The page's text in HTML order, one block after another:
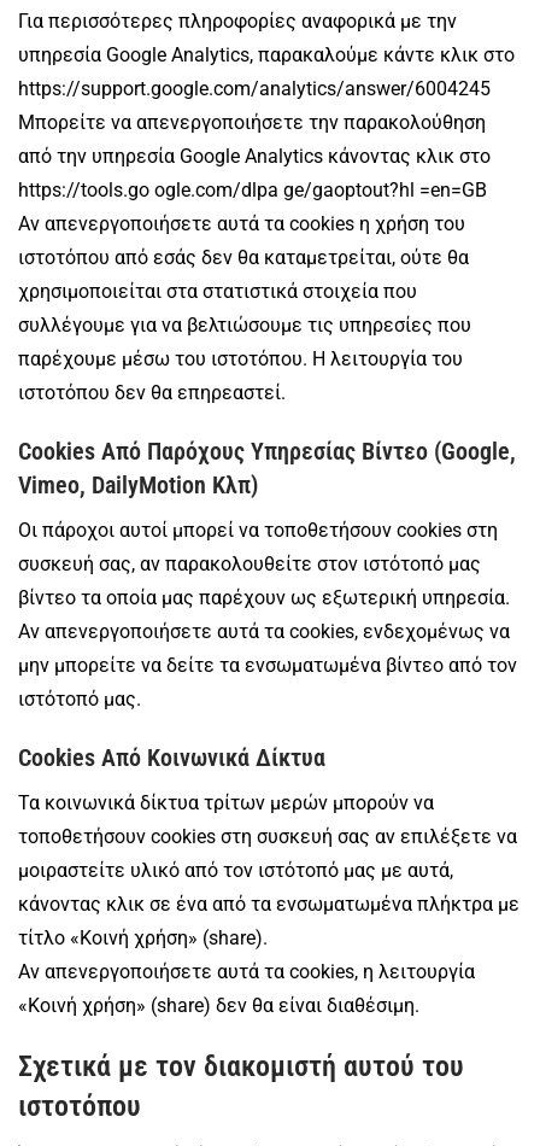
Για περισσότερες πληροφορίες αναφορικά με την
υπηρεσία Google Analytics, παρακαλούμε κάντε κλικ στο
https://support.google.com/analytics/answer/6004245
Μπορείτε να απενεργοποιήσετε την παρακολούθηση
από την υπηρεσία Google Analytics κάνοντας κλικ στο
https://tools.go ogle.com/dlpa ge/gaoptout?hl =en=GB
Αν απενεργοποιήσετε αυτά τα cookies η χρήση του
ιστοτόπου από εσάς δεν θα καταμετρείται, ούτε θα
χρησιμοποιείται στα στατιστικά στοιχεία που
συλλέγουμε για να βελτιώσουμε τις υπηρεσίες που
παρέχουμε μέσω του ιστοτόπου. Η λειτουργία του
ιστοτόπου δεν θα επηρεαστεί.
Cookies Από Παρόχους Υπηρεσίας Βίντεο (Google,
Vimeo, DailyMotion Κλπ)
Οι πάροχοι αυτοί μπορεί να τοποθετήσουν cookies στη
συσκευή σας, αν παρακολουθείτε στον ιστότοπό μας
βίντεο τα οποία μας παρέχουν ως εξωτερική υπηρεσία.
Αν απενεργοποιήσετε αυτά τα cookies, ενδεχομένως να
μην μπορείτε να δείτε τα ενσωματωμένα βίντεο από τον
ιστότοπό μας.
Cookies Από Κοινωνικά Δίκτυα
Τα κοινωνικά δίκτυα τρίτων μερών μπορούν να
τοποθετήσουν cookies στη συσκευή σας αν επιλέξετε να
μοιραστείτε υλικό από τον ιστότοπό μας με αυτά,
κάνοντας κλικ σε ένα από τα ενσωματωμένα πλήκτρα με
τίτλο «Κοινή χρήση» (share).
Αν απενεργοποιήσετε αυτά τα cookies, η λειτουργία
«Κοινή χρήση» (share) δεν θα είναι διαθέσιμη.
Σχετικά με τον διακομιστή αυτού του
ιστοτόπου